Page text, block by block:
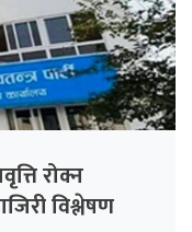
रोक्न
विश्लेषण